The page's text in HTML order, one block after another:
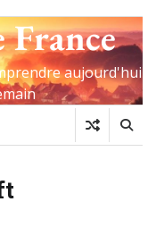
aujourd'hui